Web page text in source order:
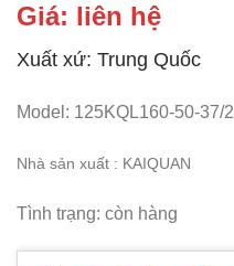
Giá: liên hệ
Xuất xứ: Trung Quốc
Model: 125KQL160-50-37/2
Nhà sản xuất : KAIQUAN
Tình trạng: còn hàng